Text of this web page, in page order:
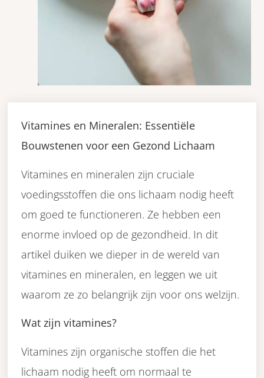
Vitamines en Mineralen: Essentiële
Bouwstenen voor een Gezond Lichaam
Vitamines en mineralen zijn cruciale
voedingsstoffen die ons lichaam nodig heeft
om goed te functioneren. Ze hebben een
enorme invloed op de gezondheid. In dit
artikel duiken we dieper in de wereld van
vitamines en mineralen, en leggen we uit
waarom ze zo belangrijk zijn voor ons welzijn.
Wat zijn vitamines?
Vitamines zijn organische stoffen die het
lichaam nodig heeft om normaal te